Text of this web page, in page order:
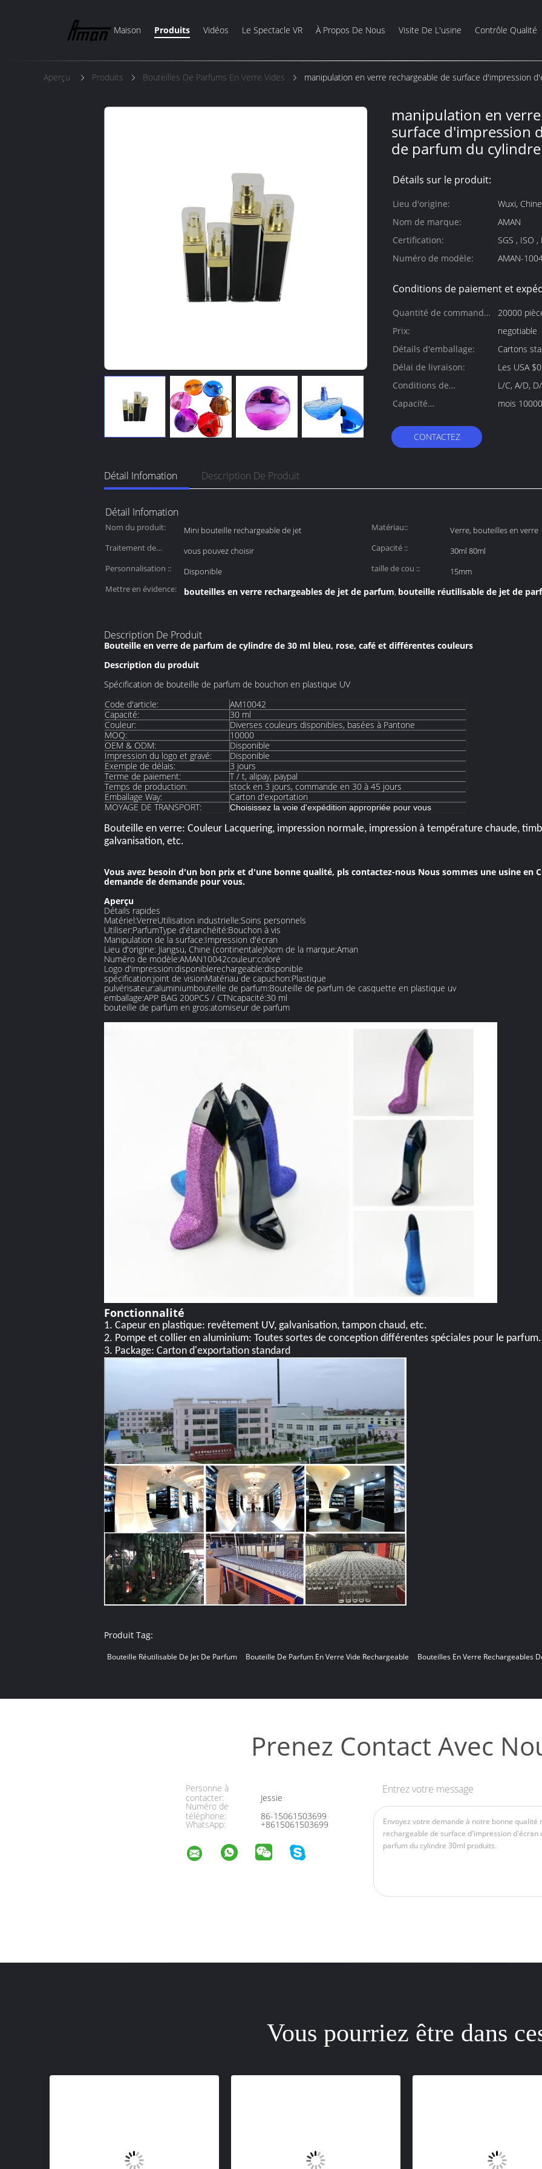
Maison Produits Vidéos Le Spectacle VR À Propos De Nous Visite De L'usine Contrôle Qualité
Aperçu Produits Bouteilles De Parfums En Verre Vides manipulation en verre rechargeable de surface d'impression
manipulation en
surface d'impression
de parfum du
Détails sur le produit:
Lieu d'origine:
Wuxi, Chine
Nom de marque:
AMAN
Certification:
SGS , ISO ,
Numéro de modèle:
AMAN-
Conditions de paiement et
Quantité de commande
min:
20000
Prix:
negotiable
Détails d'emballage:
Cartons
Délai de livraison:
Les USA
Conditions de
paiement:
L/C, A/D,
Capacité
mois
CONTACTEZ
Détail Infomation Description De Produit
Détail Infomation
Nom du produit: Mini bouteille rechargeable de jet Matériau::
Verre, bouteilles en verre
Traitement de
vous pouvez choisir Capacité ::
30ml 80ml
Personnalisation ::
Disponible taille de cou ::
15mm
Mettre en évidence:
bouteilles en verre rechargeables de jet de parfum, bouteille réutilisable de jet de
Description De Produit
Bouteille en verre de parfum de cylindre de 30 ml bleu, rose, café et différentes couleurs
Description du produit
Spécification de bouteille de parfum de bouchon en plastique UV
Code d'article:
AM10042
Capacité:
30 ml
Couleur:
Diverses couleurs disponibles, basées à Pantone
MOQ:
10000
OEM & ODM:
Disponible
Impression du logo et gravé:
Disponible
Exemple de délais:
3 jours
Terme de paiement:
T / t, alipay, paypal
Temps de production:
stock en 3 jours, commande en 30 à 45 jours
Emballage Way:
Carton d'exportation
MOYAGE DE TRANSPORT:
Choisissez la voie d'expédition appropriée pour vous
Bouteille en verre: Couleur Lacquering, impression normale, impression à température chaude,
galvanisation, etc.
Vous avez besoin d'un bon prix et d'une bonne qualité, pls contactez-nous Nous sommes une usine en
demande de demande pour vous.
Aperçu
Détails rapides
Matériel:VerreUtilisation industrielle:Soins personnels
Utiliser:ParfumType d'étanchéité:Bouchon à vis
Manipulation de la surface:Impression d'écran
Lieu d'origine: Jiangsu, Chine (continentale)Nom de la marque:Aman
Numéro de modèle:AMAN10042couleur:coloré
Logo d'impression:disponiblerechargeable:disponible
spécification:joint de visionMatériau de capuchon:Plastique
pulvérisateur:aluminiumbouteille de parfum:Bouteille de parfum de casquette en plastique uv
emballage:APP BAG 200PCS / CTNcapacité:30 ml
bouteille de parfum en gros:atomiseur de parfum
Fonctionnalité
1. Capeur en plastique: revêtement UV, galvanisation, tampon chaud, etc.
2. Pompe et collier en aluminium: Toutes sortes de conception différentes spéciales pour le parfum.
3. Package: Carton d'exportation standard
Produit Tag:
Bouteille Réutilisable De Jet De Parfum Bouteille De Parfum En Verre Vide Rechargeable Bouteilles En Verre Rechargeables
Prenez Contact Avec
Personne à
contacter:
Jessie
Numéro de
téléphone:
86-15061503699
WhatsApp: +8615061503699
Entrez votre message
Vous pourriez être dans